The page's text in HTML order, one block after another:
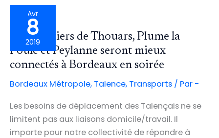
BUS
CHAQUE
JOUR
PLACE
PEYLANNE
Avr
8
2019
Les quartiers de Thouars, Plume la
Poule et Peylanne seront mieux
connectés à Bordeaux en soirée
Bordeaux Métropole, Talence, Transports / Par -
Les besoins de déplacement des Talençais ne se
limitent pas aux liaisons domicile/travail. Il
importe pour notre collectivité de répondre à